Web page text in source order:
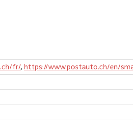
fr/, https://www.postauto.ch/en/